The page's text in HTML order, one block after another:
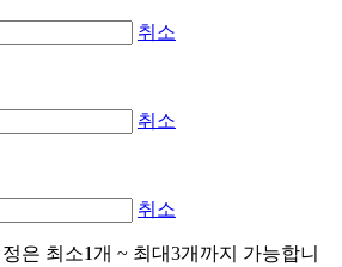
취소
취소
취소
은 최소1개 ~ 최대3개까지 가능합니